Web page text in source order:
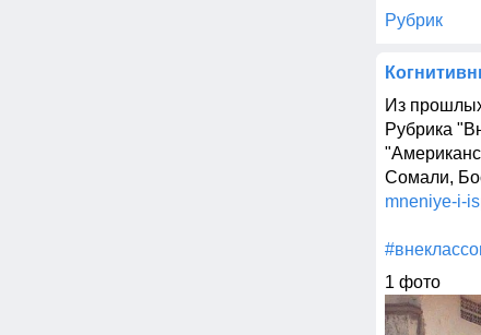
Рубрик
Из
Рубрика
Сомали,
mneniye-i-
1 фото